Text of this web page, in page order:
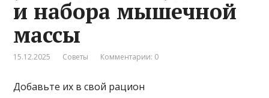
и набора мышечной
массы
15.12.2025 Советы Комментарии: 0
Добавьте их в свой рацион